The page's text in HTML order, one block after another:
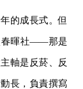
的成長式。但
春暉社——那是
軸是反菸、反
長，負責撰寫